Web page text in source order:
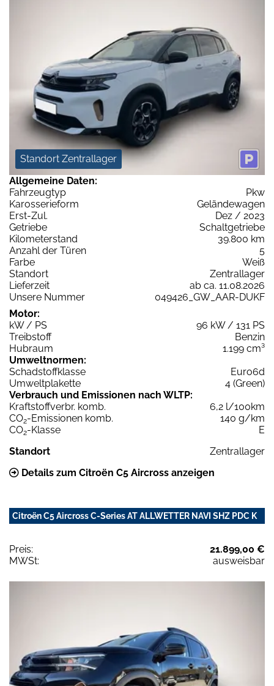
Standort Zentrallager
Allgemeine Daten:
Fahrzeugtyp
Pkw
Karosserieform
Geländewagen
Erst-Zul.
Dez / 2023
Getriebe
Schaltgetriebe
Kilometerstand
39.800 km
Anzahl der Türen
5
Farbe
Weiß
Standort
Zentrallager
Lieferzeit
ab ca. 11.08.2026
Unsere Nummer
049426_GW_AAR-DUKF
Motor:
kW / PS
96 kW / 131 PS
Treibstoff
Benzin
Hubraum
1.199 cm³
Umweltnormen:
Schadstoffklasse
Euro6d
Umweltplakette
4 (Green)
Verbrauch und Emissionen nach WLTP:
Kraftstoffverbr. komb.
6,2 l/100km
CO2-Emissionen komb.
140 g/km
CO2-Klasse
E
Standort
Zentrallager
Details zum Citroën C5 Aircross anzeigen
Citroën C5 Aircross C-Series AT ALLWETTER NAVI SHZ PDC K
Preis:
21.899,00 €
MWSt:
ausweisbar